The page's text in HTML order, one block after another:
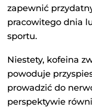
zapewnić
pracowitego dnia
sportu.
Niestety, kofeina
powoduje
prowadzić do
perspektywie